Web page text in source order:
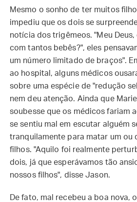
Mesmo o sonho de ter muitos
impediu que os dois se
notícia dos trigêmeos. "Meu Deus,
com tantos bebês?", eles
um número limitado de braços".
ao hospital, alguns médicos
sobre uma espécie de "redução
nem deu atenção. Ainda que
soubesse que os médicos fariam
se sentiu mal em escutar alguém
tranquilamente para matar um ou
filhos. "Aquilo foi realmente
dois, já que esperávamos tão
nossos filhos", disse Jason.
De fato, mal recebeu a boa nova,